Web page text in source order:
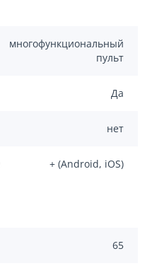
многофункциональный
пульт
Да
нет
+ (Android, iOS)
65